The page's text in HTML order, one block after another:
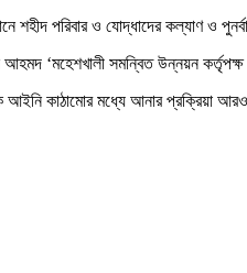
পরিবার ও যোদ্ধাদের কল্যাণ ও
আহমদ ‘মহেশখালী সমন্বিত উন্নয়ন
আইনি কাঠামোর মধ্যে আনার প্রক্রিয়া